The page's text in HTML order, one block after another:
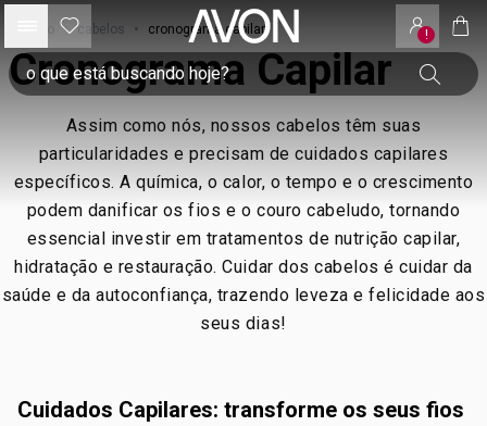
!
• cabelos • cronograma capilar
Cronograma Capilar
Assim como nós, nossos cabelos têm suas
particularidades e precisam de cuidados capilares
específicos. A química, o calor, o tempo e o crescimento
podem danificar os fios e o couro cabeludo, tornando
essencial investir em tratamentos de nutrição capilar,
hidratação e restauração. Cuidar dos cabelos é cuidar da
saúde e da autoconfiança, trazendo leveza e felicidade aos
seus dias!
Cuidados Capilares: transforme os seus fios